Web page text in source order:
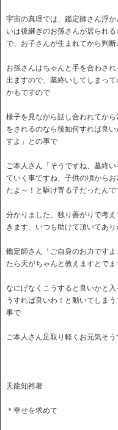
宇宙の真理では、鑑定師さん浮
いは後継ぎのお孫さんが居られ
で、お子さんが生まれてから判
お孫さんはちゃんと手を合わさ
出ますので、墓終いしてしまっ
かもですので
様子を見ながら話し合われてか
をされるのなら後如何すれば良
すよ」との事で
ご本人さん「そうですね、墓終
ていく事ですね、子供の頃から
たよ～！と駆け寄る子だったんで
分かりました、独り善がりで考
きます、いつも助けて頂いてあ
鑑定師さん「ご自身のお力です
たら天がちゃんと教えますとでま
なにげなくこうすると良いかと
うすれば良いわ！と動いてしま
事で
ご本人さん足取り軽くお元気そ
天龍知裕著
＊幸せを求めて